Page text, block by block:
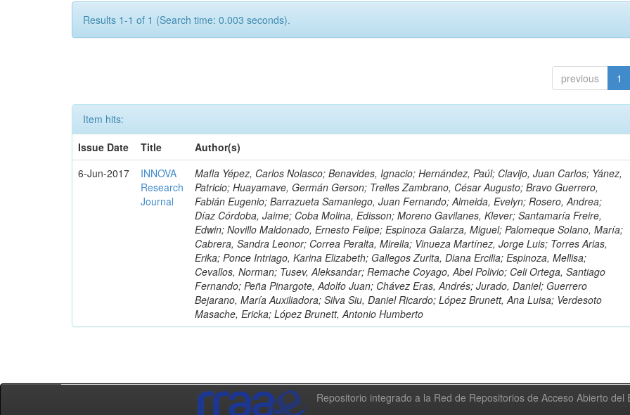
Results 1-1 of 1 (Search time: 0.003 seconds).
previous 1
Item hits:
Issue Date
Title
Author(s)
6-Jun-2017
INNOVA
Research
Journal
Mafla Yépez, Carlos Nolasco; Benavides, Ignacio; Hernández, Paúl; Clavijo, Juan Carlos; Yánez,
Patricio; Huayamave, Germán Gerson; Trelles Zambrano, César Augusto; Bravo Guerrero,
Fabián Eugenio; Barrazueta Samaniego, Juan Fernando; Almeida, Evelyn; Rosero, Andrea;
Díaz Córdoba, Jaime; Coba Molina, Edisson; Moreno Gavilanes, Klever; Santamaría Freire,
Edwin; Novillo Maldonado, Ernesto Felipe; Espinoza Galarza, Miguel; Palomeque Solano, María;
Cabrera, Sandra Leonor; Correa Peralta, Mirella; Vinueza Martínez, Jorge Luis; Torres Arias,
Erika; Ponce Intriago, Karina Elizabeth; Gallegos Zurita, Diana Ercilia; Espinoza, Mellisa;
Cevallos, Norman; Tusev, Aleksandar; Remache Coyago, Abel Polivio; Celi Ortega, Santiago
Fernando; Peña Pinargote, Adolfo Juan; Chávez Eras, Andrés; Jurado, Daniel; Guerrero
Bejarano, María Auxiliadora; Silva Siu, Daniel Ricardo; López Brunett, Ana Luisa; Verdesoto
Masache, Ericka; López Brunett, Antonio Humberto
Repositorio integrado a la Red de Repositorios de Acceso Abierto del